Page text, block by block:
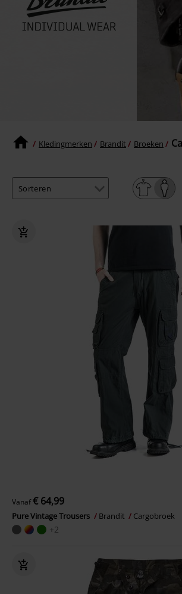
Kledingmerken Brandit Broeken
Vanaf€ 64,99
Pure Vintage Trousers Brandit Cargobroek
+2